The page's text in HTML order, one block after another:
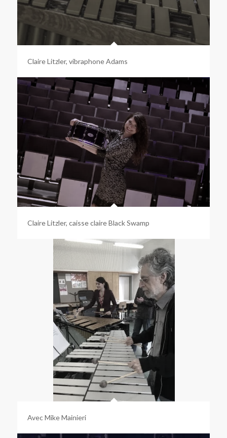
Claire Litzler, vibraphone Adams
Claire Litzler, caisse claire Black Swamp
Avec Mike Mainieri